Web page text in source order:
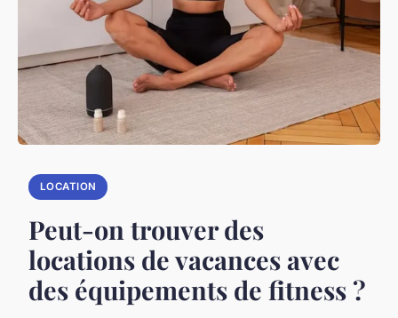
LOCATION
Peut-on trouver des
locations de vacances avec
des équipements de fitness ?